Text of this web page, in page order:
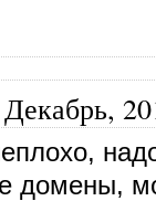
домены,